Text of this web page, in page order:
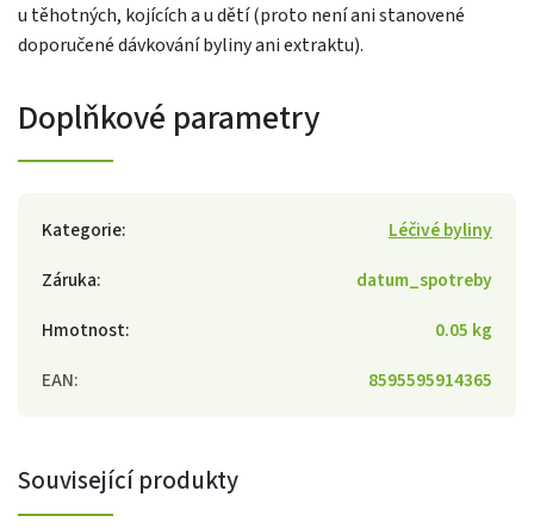
u těhotných, kojících a u dětí (proto není ani stanovené
doporučené dávkování byliny ani extraktu).
Doplňkové parametry
Kategorie:
Léčivé byliny
Záruka:
datum_spotreby
Hmotnost:
0.05 kg
EAN: 8595595914365
Související produkty